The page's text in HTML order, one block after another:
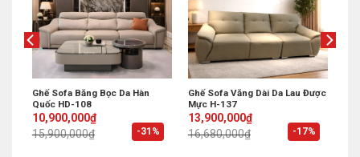
-31%
Ghế Sofa Băng Bọc Da Hàn
Quốc HD-108
15,900,000₫
Original
price
was:
10,900,000₫
Current
price
is:
-17%
Ghế Sofa Văng Dài Da Lau Được
Mực H-137
16,680,000₫
Original
price
was:
13,900,000₫
Current
price
is: